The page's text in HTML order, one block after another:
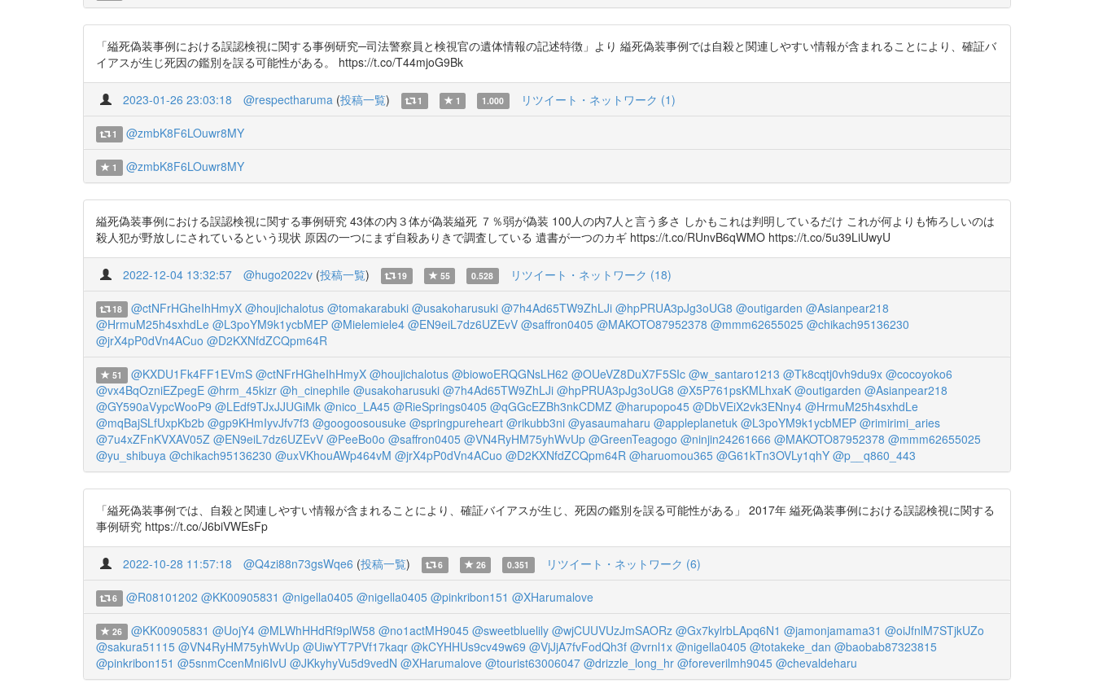
「縊死偽装事例における誤認検視に関する事例研究─司法警察員と検視官の遺体情報の記述特徴」より 縊死偽装事例では自殺と関連しやすい情報が含まれることにより、確証バ
イアスが生じ死因の鑑別を誤る可能性がある。 https://t.co/T44mjoG9Bk
2023-01-26 23:03:18 @respectharuma (投稿一覧) 1 1 1.000 リツイート・ネットワーク (1)
1 @zmbK8F6LOuwr8MY
1 @zmbK8F6LOuwr8MY
縊死偽装事例における誤認検視に関する事例研究 43体の内３体が偽装縊死 ７％弱が偽装 100人の内7人と言う多さ しかもこれは判明しているだけ これが何よりも怖ろしいのは
殺人犯が野放しにされているという現状 原因の一つにまず自殺ありきで調査している 遺書が一つのカギ https://t.co/RUnvB6qWMO https://t.co/5u39LiUwyU
2022-12-04 13:32:57 @hugo2022v (投稿一覧) 19 55 0.528 リツイート・ネットワーク (18)
18 @ctNFrHGheIhHmyX @houjichalotus @tomakarabuki @usakoharusuki @7h4Ad65TW9ZhLJi @hpPRUA3pJg3oUG8 @outigarden @Asianpear218
@HrmuM25h4sxhdLe @L3poYM9k1ycbMEP @Mielemiele4 @EN9eiL7dz6UZEvV @saffron0405 @MAKOTO87952378 @mmm62655025 @chikach95136230
@jrX4pP0dVn4ACuo @D2KXNfdZCQpm64R
51 @KXDU1Fk4FF1EVmS @ctNFrHGheIhHmyX @houjichalotus @biowoERQGNsLH62 @OUeVZ8DuX7F5SIc @w_santaro1213 @Tk8cqtj0vh9du9x @cocoyoko6
@vx4BqOzniEZpegE @hrm_45kizr @h_cinephile @usakoharusuki @7h4Ad65TW9ZhLJi @hpPRUA3pJg3oUG8 @X5P761psKMLhxaK @outigarden @Asianpear218
@GY590aVypcWooP9 @LEdf9TJxJJUGiMk @nico_LA45 @RieSprings0405 @qGGcEZBh3nkCDMZ @harupopo45 @DbVEiX2vk3ENny4 @HrmuM25h4sxhdLe
@mqBajSLfUxpKb2b @gp9KHmIyvJfv7f3 @googoosousuke @springpureheart @rikubb3ni @yasaumaharu @appleplanetuk @L3poYM9k1ycbMEP @rimirimi_aries
@7u4xZFnKVXAV05Z @EN9eiL7dz6UZEvV @PeeBo0o @saffron0405 @VN4RyHM75yhWvUp @GreenTeagogo @ninjin24261666 @MAKOTO87952378 @mmm62655025
@yu_shibuya @chikach95136230 @uxVKhouAWp464vM @jrX4pP0dVn4ACuo @D2KXNfdZCQpm64R @haruomou365 @G61kTn3OVLy1qhY @p__q860_443
「縊死偽装事例では、自殺と関連しやすい情報が含まれることにより、確証バイアスが生じ、死因の鑑別を誤る可能性がある」 2017年 縊死偽装事例における誤認検視に関する
事例研究 https://t.co/J6biVWEsFp
2022-10-28 11:57:18 @Q4zi88n73gsWqe6 (投稿一覧) 6 26 0.351 リツイート・ネットワーク (6)
6 @R08101202 @KK00905831 @nigella0405 @nigella0405 @pinkribon151 @XHarumalove
26 @KK00905831 @UojY4 @MLWhHHdRf9plW58 @no1actMH9045 @sweetbluelily @wjCUUVUzJmSAORz @Gx7kylrbLApq6N1 @jamonjamama31 @oiJfnlM7STjkUZo
@sakura51115 @VN4RyHM75yhWvUp @UiwYT7PVf17kaqr @kCYHHUs9cv49w69 @VjJjA7fvFodQh3f @vrnl1x @nigella0405 @totakeke_dan @baobab87323815
@pinkribon151 @5snmCcenMni6IvU @JKkyhyVu5d9vedN @XHarumalove @tourist63006047 @drizzle_long_hr @foreverilmh9045 @chevaldeharu